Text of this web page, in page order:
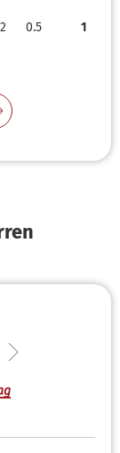
2 0.5 1